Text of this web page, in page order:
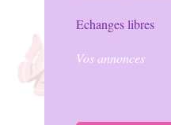
Echanges libres
Vos annonces